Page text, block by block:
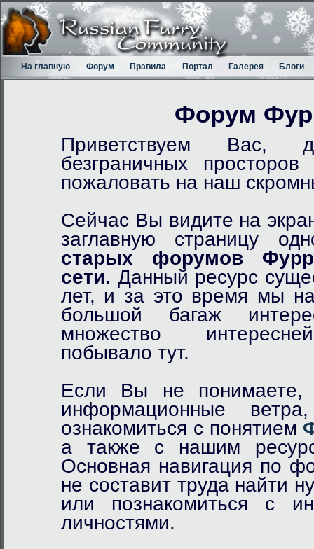
На главную Форум Правила Портал Галерея Блоги
Форум
Приветствуем Вас,
безграничных
пожаловать на наш
Сейчас Вы видите на
заглавную страницу
старых форумов
сети. Данный ресурс
лет, и за это время мы
большой багаж
множество
побывало тут.
Если Вы не понимаете,
информационные
ознакомиться с понятием
а также с нашим
Основная навигация по
не составит труда найти
или познакомиться с
личностями.